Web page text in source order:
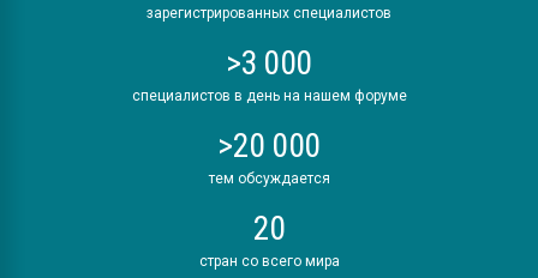
зарегистрированных специалистов
>3 000
специалистов в день на нашем форуме
>20 000
тем обсуждается
20
стран со всего мира